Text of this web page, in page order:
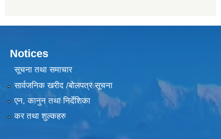
Notices
सूचना तथा समाचार
सार्वजनिक खरीद /बोलपत्र सूचना
एन, कानुन तथा निर्देशिका
कर तथा शुल्कहरु